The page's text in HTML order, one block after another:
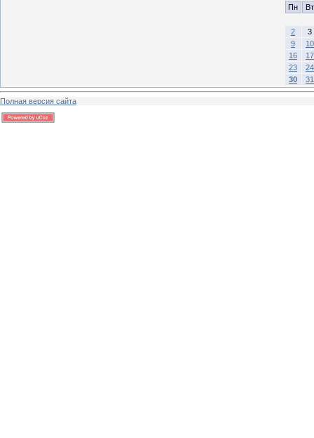
Пн Вт
2
3
9
10
16
17
23
24
30
31
Полная версия сайта